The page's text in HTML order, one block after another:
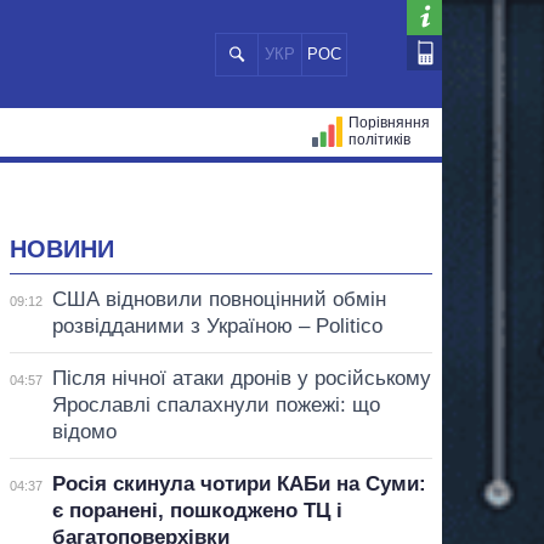
УКР РОС
Порівняння
політиків
НОВИНИ
09:12
США відновили повноцінний обмін
розвідданими з Україною – Politico
04:57
Після нічної атаки дронів у російському
Ярославлі спалахнули пожежі: що
відомо
04:37
Росія скинула чотири КАБи на Суми:
є поранені, пошкоджено ТЦ і
багатоповерхівки